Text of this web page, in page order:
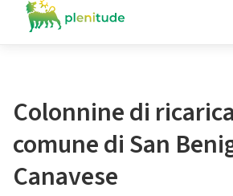
Colonnine di
comune di San
Canavese